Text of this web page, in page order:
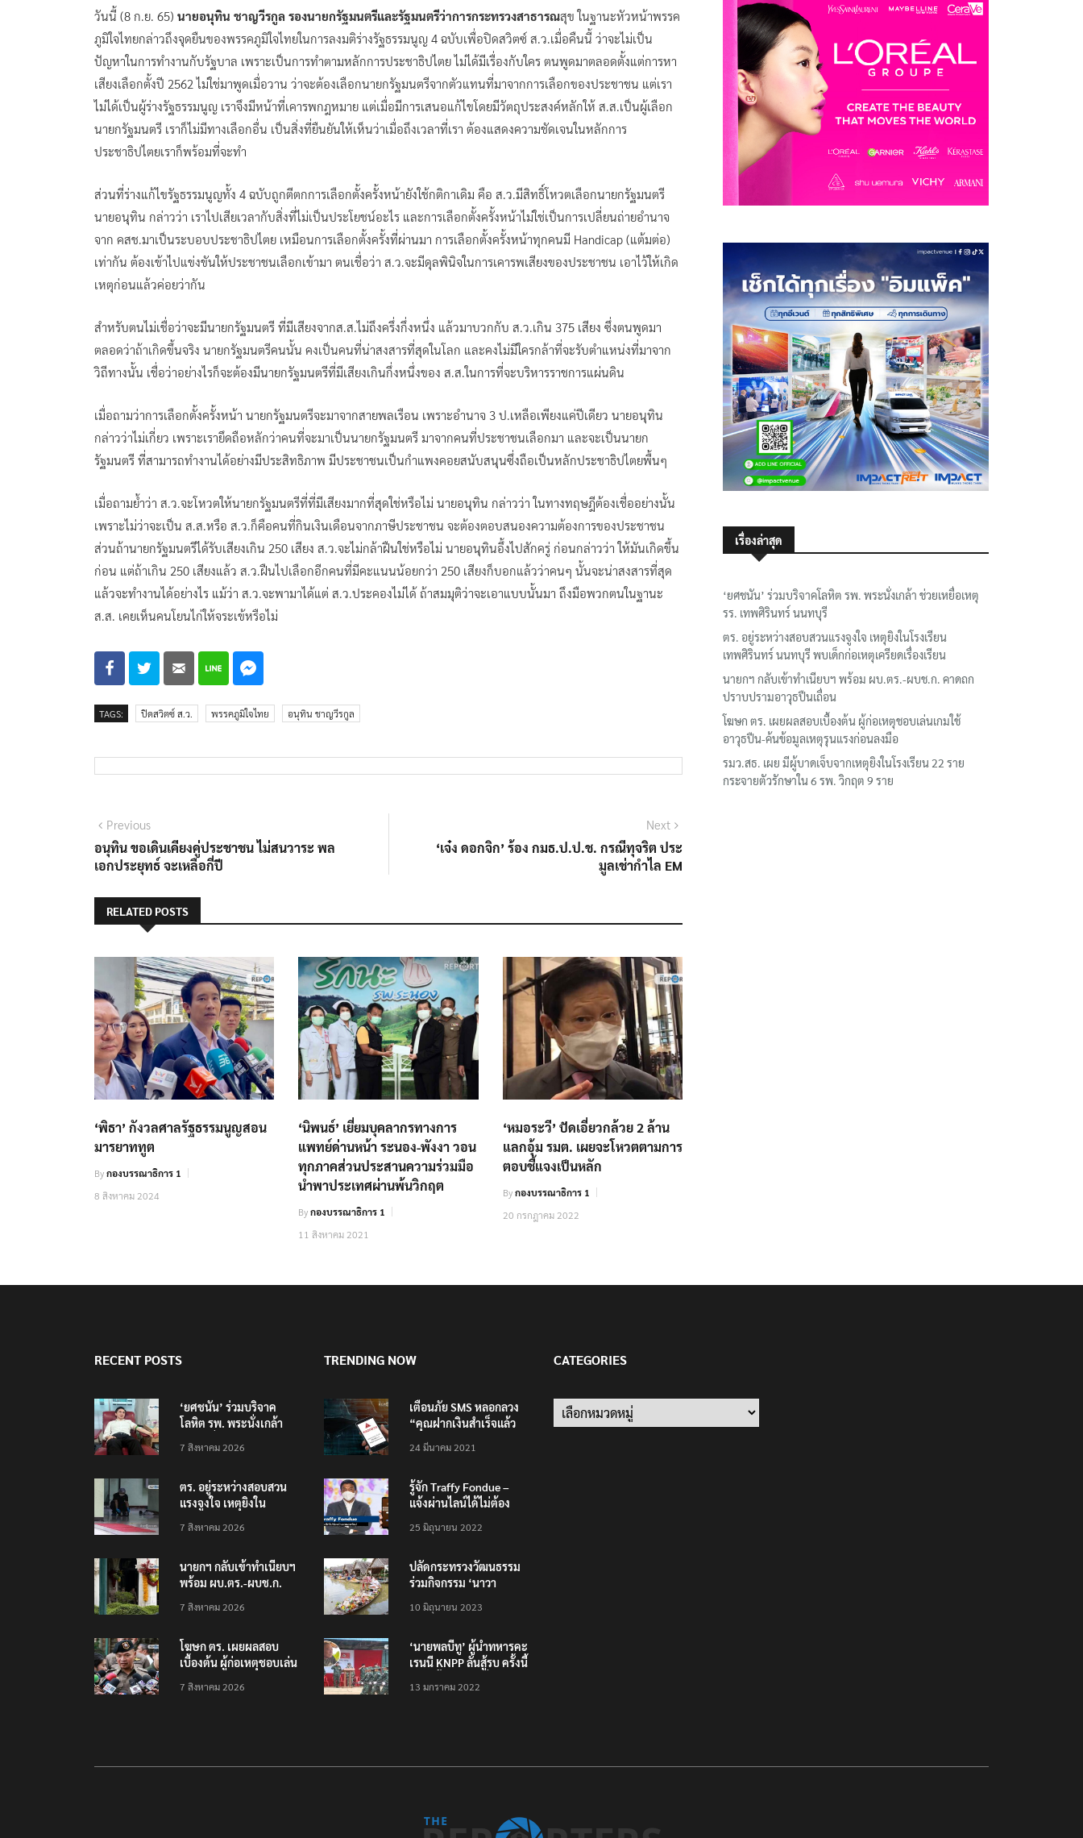
วันนี้ (8 ก.ย. 65) นายอนุทิน ชาญวีรกูล รองนายกรัฐมนตรีและรัฐมนตรีว่าการกระทรวงสาธารณสุข ในฐานะหัวหน้าพรรค
ภูมิใจไทยกล่าวถึงจุดยืนของพรรคภูมิใจไทยในการลงมติร่างรัฐธรรมนูญ 4 ฉบับเพื่อปิดสวิตซ์ ส.ว.เมื่อคืนนี้ ว่าจะไม่เป็น
ปัญหาในการทำงานกับรัฐบาล เพราะเป็นการทำตามหลักการประชาธิปไตย ไม่ได้มีเรื่องกับใคร ตนพูดมาตลอดตั้งแต่การหา
เสียงเลือกตั้งปี 2562 ไม่ใช่มาพูดเมื่อวาน ว่าจะต้องเลือกนายกรัฐมนตรีจากตัวแทนที่มาจากการเลือกของประชาชน แต่เรา
ไม่ได้เป็นผู้ร่างรัฐธรรมนูญ เราจึงมีหน้าที่เคารพกฎหมาย แต่เมื่อมีการเสนอแก้ไขโดยมีวัตถุประสงค์หลักให้ ส.ส.เป็นผู้เลือก
นายกรัฐมนตรี เราก็ไม่มีทางเลือกอื่น เป็นสิ่งที่ยืนยันให้เห็นว่าเมื่อถึงเวลาที่เรา ต้องแสดงความชัดเจนในหลักการ
ประชาธิปไตยเราก็พร้อมที่จะทำ
ส่วนที่ร่างแก้ไขรัฐธรรมนูญทั้ง 4 ฉบับถูกตีตกการเลือกตั้งครั้งหน้ายังใช้กติกาเดิม คือ ส.ว.มีสิทธิ์โหวตเลือกนายกรัฐมนตรี
นายอนุทิน กล่าวว่า เราไปเสียเวลากับสิ่งที่ไม่เป็นประโยชน์อะไร และการเลือกตั้งครั้งหน้าไม่ใช่เป็นการเปลี่ยนถ่ายอำนาจ
จาก คสช.มาเป็นระบอบประชาธิปไตย เหมือนการเลือกตั้งครั้งที่ผ่านมา การเลือกตั้งครั้งหน้าทุกคนมี Handicap (แต้มต่อ)
เท่ากัน ต้องเข้าไปแข่งขันให้ประชาชนเลือกเข้ามา ตนเชื่อว่า ส.ว.จะมีดุลพินิจในการเคารพเสียงของประชาชน เอาไว้ให้เกิด
เหตุก่อนแล้วค่อยว่ากัน
สำหรับตนไม่เชื่อว่าจะมีนายกรัฐมนตรี ที่มีเสียงจากส.ส.ไม่ถึงครึ่งกึ่งหนึ่ง แล้วมาบวกกับ ส.ว.เกิน 375 เสียง ซึ่งตนพูดมา
ตลอดว่าถ้าเกิดขึ้นจริง นายกรัฐมนตรีคนนั้น คงเป็นคนที่น่าสงสารที่สุดในโลก และคงไม่มีใครกล้าที่จะรับตำแหน่งที่มาจาก
วิถีทางนั้น เชื่อว่าอย่างไรก็จะต้องมีนายกรัฐมนตรีที่มีเสียงเกินกึ่งหนึ่งของ ส.ส.ในการที่จะบริหารราชการแผ่นดิน
เมื่อถามว่าการเลือกตั้งครั้งหน้า นายกรัฐมนตรีจะมาจากสายพลเรือน เพราะอำนาจ 3 ป.เหลือเพียงแค่ปีเดียว นายอนุทิน
กล่าวว่าไม่เกี่ยว เพราะเรายึดถือหลักว่าคนที่จะมาเป็นนายกรัฐมนตรี มาจากคนที่ประชาชนเลือกมา และจะเป็นนายก
รัฐมนตรี ที่สามารถทำงานได้อย่างมีประสิทธิภาพ มีประชาชนเป็นกำแพงคอยสนับสนุนซึ่งถือเป็นหลักประชาธิปไตยพื้นๆ
เมื่อถามย้ำว่า ส.ว.จะโหวตให้นายกรัฐมนตรีที่ที่มีเสียงมากที่สุดใช่หรือไม่ นายอนุทิน กล่าวว่า ในทางทฤษฎีต้องเชื่ออย่างนั้น
เพราะไม่ว่าจะเป็น ส.ส.หรือ ส.ว.ก็คือคนที่กินเงินเดือนจากภาษีประชาชน จะต้องตอบสนองความต้องการของประชาชน
ส่วนถ้านายกรัฐมนตรีได้รับเสียงเกิน 250 เสียง ส.ว.จะไม่กล้าฝืนใช่หรือไม่ นายอนุทินอึ้งไปสักครู่ ก่อนกล่าวว่า ให้มันเกิดขึ้น
ก่อน แต่ถ้าเกิน 250 เสียงแล้ว ส.ว.ฝืนไปเลือกอีกคนที่มีคะแนนน้อยกว่า 250 เสียงก็บอกแล้วว่าคนๆ นั้นจะน่าสงสารที่สุด
แล้วจะทำงานได้อย่างไร แม้ว่า ส.ว.จะพามาได้แต่ ส.ว.ประคองไม่ได้ ถ้าสมมุติว่าจะเอาแบบนั้นมา ถึงมือพวกตนในฐานะ
ส.ส. เคยเห็นคนโยนไก่ให้จระเข้หรือไม่
TAGS: ปิดสวิตซ์ ส.ว. พรรคภูมิใจไทย อนุทิน ชาญวีรกูล
แนะแนว
เรื่อง
PreviousPrevious
post:
อนุทิน ขอเดินเคียงคู่ประชาชน ไม่สนวาระ พล
เอกประยุทธ์ จะเหลือกี่ปี
Next
post:
‘เจ๋ง ดอกจิก’ ร้อง กมธ.ป.ป.ช. กรณีทุจริต ประ
มูลเช่ากําไล EM
RELATED POSTS
‘พิธา’ กังวลศาลรัฐธรรมนูญสอน
มารยาททูต
Byกองบรรณาธิการ 1
8 สิงหาคม 2024
‘นิพนธ์’ เยี่ยมบุคลากรทางการ
แพทย์ด่านหน้า ระนอง-พังงา วอน
ทุกภาคส่วนประสานความร่วมมือ
นำพาประเทศผ่านพ้นวิกฤต
Byกองบรรณาธิการ 1
11 สิงหาคม 2021
‘หมอระวี’ ปัดเอี่ยวกล้วย 2 ล้าน
แลกอุ้ม รมต. เผยจะโหวตตามการ
ตอบชี้แจงเป็นหลัก
Byกองบรรณาธิการ 1
20 กรกฎาคม 2022
เรื่องล่าสุด
‘ยศชนัน’ ร่วมบริจาคโลหิต รพ. พระนั่งเกล้า ช่วยเหยื่อเหตุ
รร. เทพศิรินทร์ นนทบุรี
ตร. อยู่ระหว่างสอบสวนแรงจูงใจ เหตุยิงในโรงเรียน
เทพศิรินทร์ นนทบุรี พบเด็กก่อเหตุเครียดเรื่องเรียน
นายกฯ กลับเข้าทำเนียบฯ พร้อม ผบ.ตร.-ผบช.ก. คาดถก
ปราบปรามอาวุธปืนเถื่อน
โฆษก ตร. เผยผลสอบเบื้องต้น ผู้ก่อเหตุชอบเล่นเกมใช้
อาวุธปืน-ค้นข้อมูลเหตุรุนแรงก่อนลงมือ
รมว.สธ. เผย มีผู้บาดเจ็บจากเหตุยิงในโรงเรียน 22 ราย
กระจายตัวรักษาใน 6 รพ. วิกฤต 9 ราย
RECENT POSTS
‘ยศชนัน’ ร่วมบริจาค
โลหิต รพ. พระนั่งเกล้า
เทพศิรินทร์ นนทบุรี
7 สิงหาคม 2026
ตร. อยู่ระหว่างสอบสวน
แรงจูงใจ เหตุยิงใน
นนทบุรี พบเด็กก่อเหตุ
7 สิงหาคม 2026
นายกฯ กลับเข้าทำเนียบฯ
พร้อม ผบ.ตร.-ผบช.ก.
ปืนเถื่อน
7 สิงหาคม 2026
โฆษก ตร. เผยผลสอบ
เบื้องต้น ผู้ก่อเหตุชอบเล่น
เหตุรุนแรงก่อนลงมือ
7 สิงหาคม 2026
TRENDING NOW
เตือนภัย SMS หลอกลวง
“คุณฝากเงินสำเร็จแล้ว
200,000 บาท”
24 มีนาคม 2021
รู้จัก Traffy Fondue –
แจ้งผ่านไลน์ได้ไม่ต้อง
ทั่วไทย ไม่ใช่แค่ในกรุง
25 มิถุนายน 2022
ปลัดกระทรวงวัฒนธรรม
ร่วมกิจกรรม ‘นาวา
ตักบาตรทางน้ำ
10 มิถุนายน 2023
‘นายพลบีทู’ ผู้นำทหารคะ
เรนนี KNPP ลั่นสู้รบ ครั้งนี้
ประชาชนต้องชนะ
13 มกราคม 2022
CATEGORIES
Categories